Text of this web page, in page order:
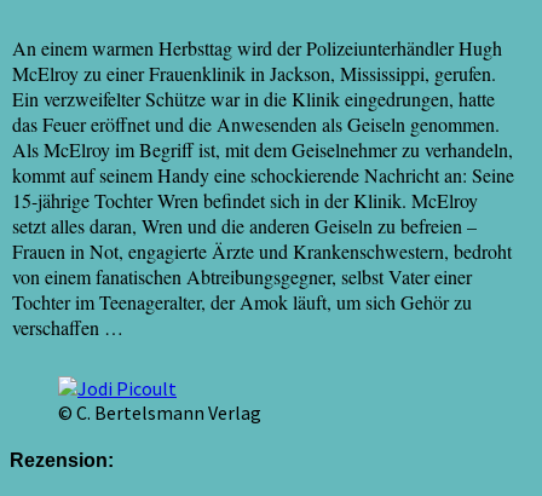
An einem warmen Herbsttag wird der Polizeiunterhändler Hugh
McElroy zu einer Frauenklinik in Jackson, Mississippi, gerufen.
Ein verzweifelter Schütze war in die Klinik eingedrungen, hatte
das Feuer eröffnet und die Anwesenden als Geiseln genommen.
Als McElroy im Begriff ist, mit dem Geiselnehmer zu verhandeln,
kommt auf seinem Handy eine schockierende Nachricht an: Seine
15-jährige Tochter Wren befindet sich in der Klinik. McElroy
setzt alles daran, Wren und die anderen Geiseln zu befreien –
Frauen in Not, engagierte Ärzte und Krankenschwestern, bedroht
von einem fanatischen Abtreibungsgegner, selbst Vater einer
Tochter im Teenageralter, der Amok läuft, um sich Gehör zu
verschaffen …
© C. Bertelsmann Verlag
Rezension: